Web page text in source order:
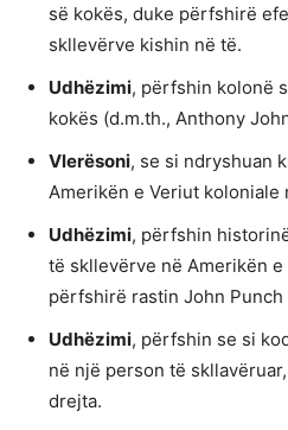
së kokës, duke përfshirë
skllevërve kishin në të.
Udhëzimi, përfshin kolonë
kokës (d.m.th., Anthony
Vlerësoni, se si ndryshuan
Amerikën e Veriut koloniale
Udhëzimi, përfshin
të skllevërve në Amerikën
përfshirë rastin John Punch
Udhëzimi, përfshin se si
në një person të
drejta.